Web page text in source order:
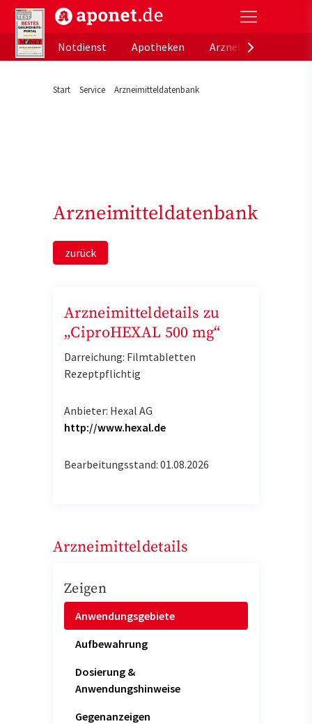
aponet.de - Das offizielle Gesundheitsportal der
Notdienst
Apotheken
Start Service Arzneimitteldatenbank
Arzneimitteldatenbank
zurück
Arzneimitteldetails zu
„CiproHEXAL 500 mg“
Darreichung: Filmtabletten
Rezeptpflichtig
Anbieter: Hexal AG
http://www.hexal.de
Bearbeitungsstand: 01.08.2026
Arzneimitteldetails
Zeigen
Anwendungsgebiete
Aufbewahrung
Dosierung &
Anwendungshinweise
Gegenanzeigen